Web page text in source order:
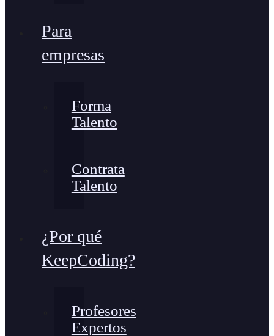
Para
empresas
Forma
Talento
Contrata
Talento
¿Por qué
KeepCoding?
Profesores
Expertos